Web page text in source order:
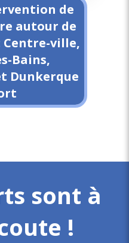
de
autour de
Centre-ville,
Bains,
Dunkerque
sont à
!